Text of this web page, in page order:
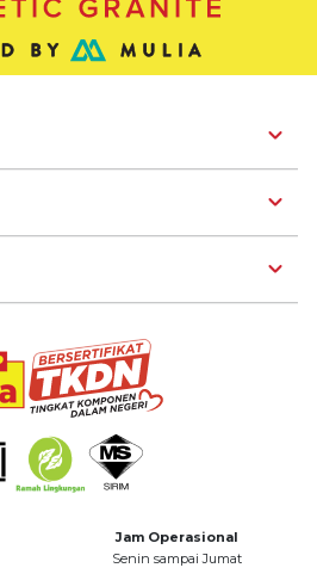
Jam Operasional
Senin sampai Jumat